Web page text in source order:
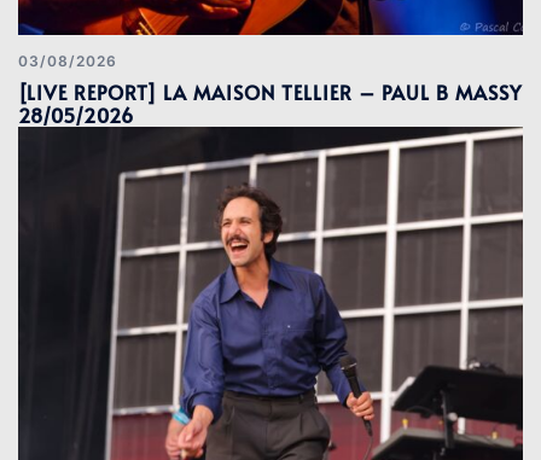
03/08/2026
[LIVE REPORT] LA MAISON TELLIER – PAUL B MASSY
28/05/2026